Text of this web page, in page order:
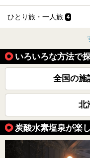
ひとり旅・一人旅 4
いろいろな方法で
全国の施
北
炭酸水素塩泉が楽